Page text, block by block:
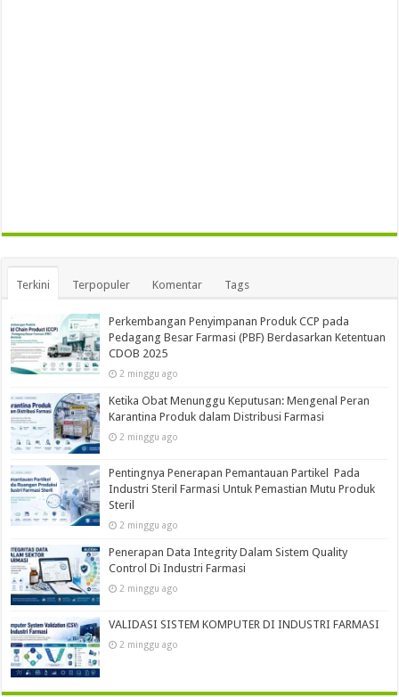
Terkini Terpopuler Komentar Tags
Perkembangan Penyimpanan Produk CCP pada
Pedagang Besar Farmasi (PBF) Berdasarkan Ketentuan
CDOB 2025
2 minggu ago
Ketika Obat Menunggu Keputusan: Mengenal Peran
Karantina Produk dalam Distribusi Farmasi
2 minggu ago
Pentingnya Penerapan Pemantauan Partikel Pada
Industri Steril Farmasi Untuk Pemastian Mutu Produk
Steril
2 minggu ago
Penerapan Data Integrity Dalam Sistem Quality
Control Di Industri Farmasi
2 minggu ago
VALIDASI SISTEM KOMPUTER DI INDUSTRI FARMASI
2 minggu ago